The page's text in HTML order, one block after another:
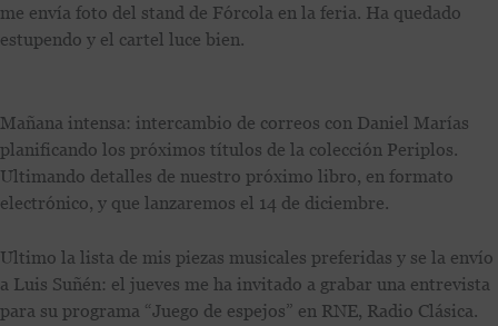
me envía foto del stand de Fórcola en la feria. Ha quedado
estupendo y el cartel luce bien.
Mañana intensa: intercambio de correos con Daniel Marías
planificando los próximos títulos de la colección Periplos.
Ultimando detalles de nuestro próximo libro, en formato
electrónico, y que lanzaremos el 14 de diciembre.
Ultimo la lista de mis piezas musicales preferidas y se la envío
a Luis Suñén: el jueves me ha invitado a grabar una entrevista
para su programa “Juego de espejos” en RNE, Radio Clásica.